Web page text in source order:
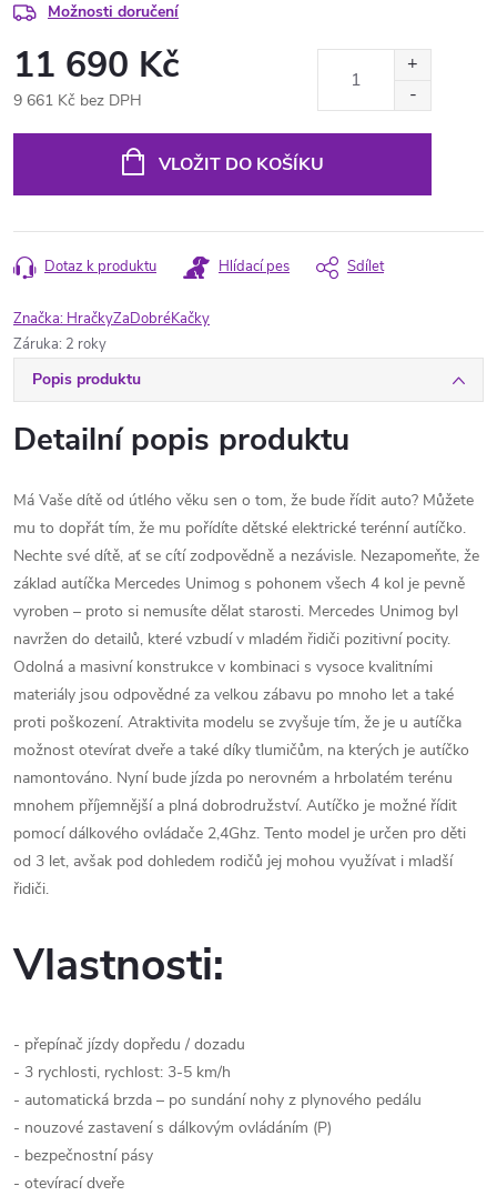
Možnosti doručení
11 690 Kč
9 661 Kč bez DPH
VLOŽIT DO KOŠÍKU
Dotaz k produktu Hlídací pes Sdílet
Značka: HračkyZaDobréKačky
Záruka: 2 roky
Popis produktu
Detailní popis produktu
Má Vaše dítě od útlého věku sen o tom, že bude řídit auto? Můžete
mu to dopřát tím, že mu pořídíte dětské elektrické terénní autíčko.
Nechte své dítě, ať se cítí zodpovědně a nezávisle. Nezapomeňte, že
základ autíčka Mercedes Unimog s pohonem všech 4 kol je pevně
vyroben – proto si nemusíte dělat starosti. Mercedes Unimog byl
navržen do detailů, které vzbudí v mladém řidiči pozitivní pocity.
Odolná a masivní konstrukce v kombinaci s vysoce kvalitními
materiály jsou odpovědné za velkou zábavu po mnoho let a také
proti poškození. Atraktivita modelu se zvyšuje tím, že je u autíčka
možnost otevírat dveře a také díky tlumičům, na kterých je autíčko
namontováno. Nyní bude jízda po nerovném a hrbolatém terénu
mnohem příjemnější a plná dobrodružství. Autíčko je možné řídit
pomocí dálkového ovládače 2,4Ghz. Tento model je určen pro děti
od 3 let, avšak pod dohledem rodičů jej mohou využívat i mladší
řidiči.
Vlastnosti:
- přepínač jízdy dopředu / dozadu
- 3 rychlosti, rychlost: 3-5 km/h
- automatická brzda – po sundání nohy z plynového pedálu
- nouzové zastavení s dálkovým ovládáním (P)
- bezpečnostní pásy
- otevírací dveře